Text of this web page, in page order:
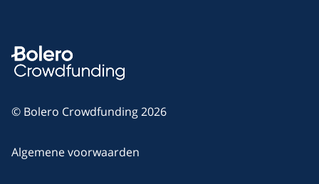
© Bolero Crowdfunding 2026
Algemene voorwaarden